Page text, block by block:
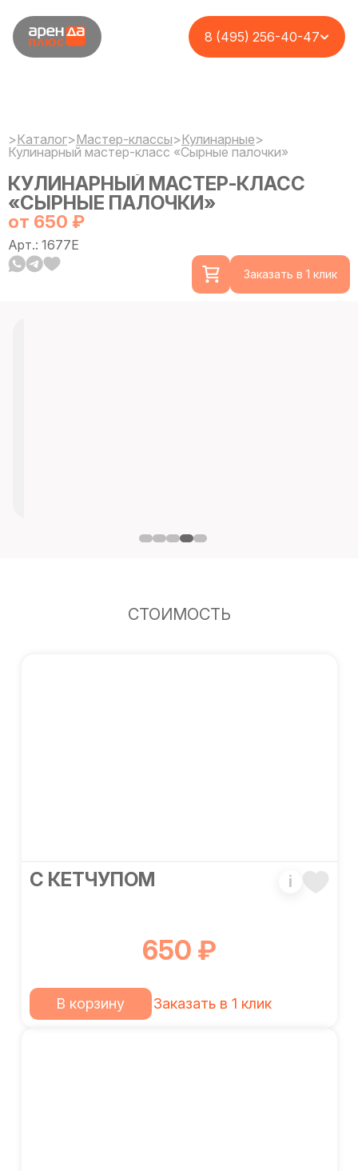
8 (495) 256-40-47
>Каталог>Мастер-классы>Кулинарные>
Кулинарный мастер-класс «Сырные палочки»
КУЛИНАРНЫЙ МАСТЕР-КЛАСС
«СЫРНЫЕ ПАЛОЧКИ»
от 650 ₽
Арт.: 1677E
Заказать в 1 клик
СТОИМОСТЬ
С КЕТЧУПОМ i
650 ₽
В корзину Заказать в 1 клик